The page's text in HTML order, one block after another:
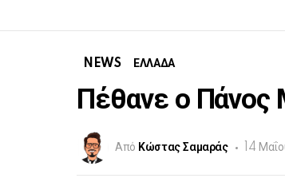
NEWS ΕΛΛΑΔΑ
Πέθανε ο Πάνος
Από Κώστας Σαμαράς 14